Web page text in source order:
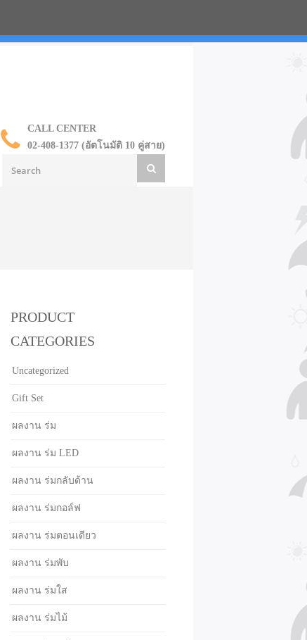
CALL CENTER
02-408-1377 (อัตโนมัติ 10 คู่สาย)
PRODUCT
CATEGORIES
Uncategorized
Gift Set
ผลงาน ร่ม
ผลงาน ร่ม LED
ผลงาน ร่มกลับด้าน
ผลงาน ร่มกอล์ฟ
ผลงาน ร่มตอนเดียว
ผลงาน ร่มพับ
ผลงาน ร่มใส
ผลงาน ร่มไม้
คาส่ง